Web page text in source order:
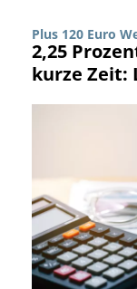
Plus 120 Euro
2,25
kurze Zeit: